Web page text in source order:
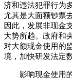
济和违法犯罪行为
尤其是大面额钞票
因此，发展非现金
大势所趋。政府和
对大额现金使用的
境，加快研发法定
影响现金使用的